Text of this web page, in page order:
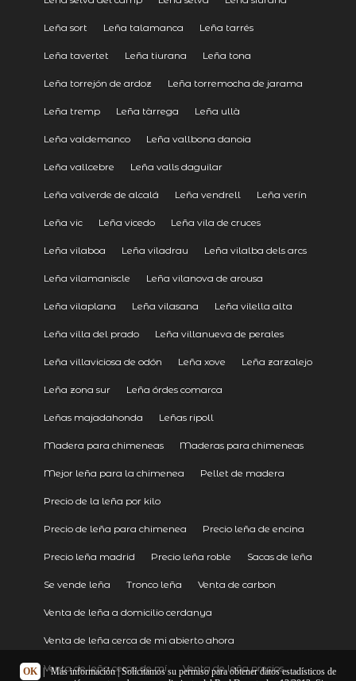
Leña sort Leña talamanca Leña tarrés
Leña tavertet Leña tiurana Leña tona
Leña torrejón de ardoz Leña torremocha de jarama
Leña tremp Leña tàrrega Leña ullà
Leña valdemanco Leña vallbona danoia
Leña vallcebre Leña valls daguilar
Leña valverde de alcalá Leña vendrell Leña verín
Leña vic Leña vicedo Leña vila de cruces
Leña vilaboa Leña viladrau Leña vilalba dels arcs
Leña vilamaniscle Leña vilanova de arousa
Leña vilaplana Leña vilasana Leña vilella alta
Leña villa del prado Leña villanueva de perales
Leña villaviciosa de odón Leña xove Leña zarzalejo
Leña zona sur Leña órdes comarca
Leñas majadahonda Leñas ripoll
Madera para chimeneas Maderas para chimeneas
Mejor leña para la chimenea Pellet de madera
Precio de la leña por kilo
Precio de leña para chimenea Precio leña de encina
Precio leña madrid Precio leña roble Sacas de leña
Se vende leña Tronco leña Venta de carbon
Venta de leña a domicilio cerdanya
Venta de leña cerca de mi abierto ahora
Venta de leña cerca de mí Venta de leña precios
OK | Más información| Solicitamos su permiso para obtener datos estadísticos de